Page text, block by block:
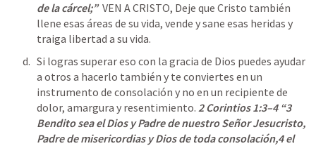
de la cárcel;” VEN A CRISTO, Deje que Cristo también
llene esas áreas de su vida, vende y sane esas heridas y
traiga libertad a su vida.
Si logras superar eso con la gracia de Dios puedes ayudar
a otros a hacerlo también y te conviertes en un
instrumento de consolación y no en un recipiente de
dolor, amargura y resentimiento. 2 Corintios 1:3–4 “3
Bendito sea el Dios y Padre de nuestro Señor Jesucristo,
Padre de misericordias y Dios de toda consolación,4 el